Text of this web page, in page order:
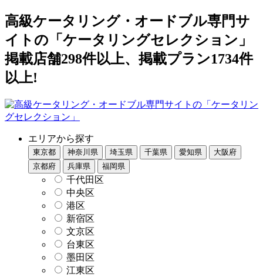
高級ケータリング・オードブル専門サ
イトの「ケータリングセレクション」
掲載店舗298件以上、掲載プラン1734件
以上!
エリアから探す
東京都 神奈川県 埼玉県 千葉県 愛知県
大阪府
京都府
兵庫県 福岡県
千代田区
中央区
港区
新宿区
文京区
台東区
墨田区
江東区